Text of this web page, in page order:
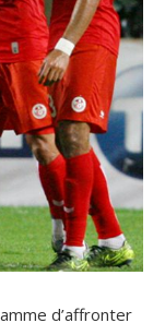
d’affronter